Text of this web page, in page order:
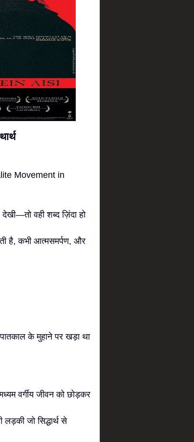
Movement in
वही शब्द ज़िंदा हो
है, कभी आत्मसमर्पण, और
के मुहाने पर खड़ा था
वर्गीय जीवन को छोड़कर
जो सिद्धार्थ से